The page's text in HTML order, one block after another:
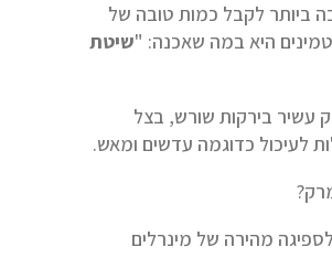
ביותר לקבל כמות טובה של
היא במה שאכנה: "שיטת
עשיר בירקות שורש, בצל
לעיכול כדוגמה עדשים ומאש.
מהירה של מינרלים